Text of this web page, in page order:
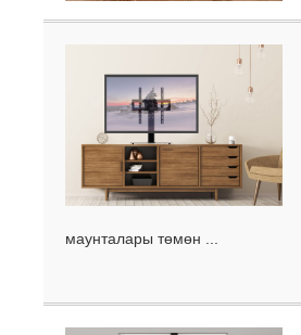
маунталары төмөн ...
Өзүңүздүн инсандыгыңызды
Сиздин инсандыгыңызды